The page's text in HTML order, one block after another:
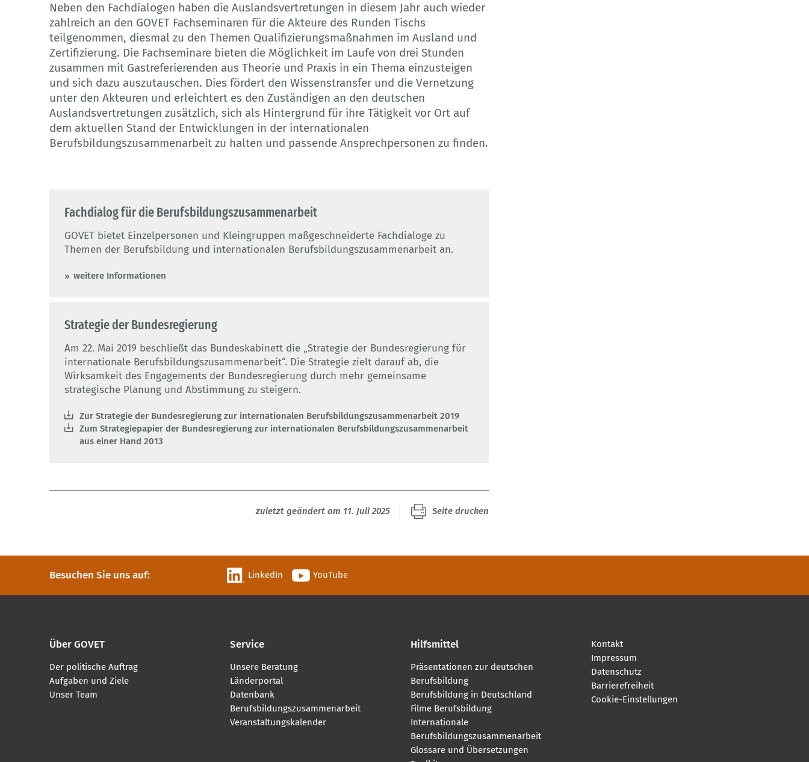
Neben den Fachdialogen haben die Auslandsvertretungen in diesem Jahr auch wieder
zahlreich an den GOVET Fachseminaren für die Akteure des Runden Tischs
teilgenommen, diesmal zu den Themen Qualifizierungsmaßnahmen im Ausland und
Zertifizierung. Die Fachseminare bieten die Möglichkeit im Laufe von drei Stunden
zusammen mit Gastreferierenden aus Theorie und Praxis in ein Thema einzusteigen
und sich dazu auszutauschen. Dies fördert den Wissenstransfer und die Vernetzung
unter den Akteuren und erleichtert es den Zuständigen an den deutschen
Auslandsvertretungen zusätzlich, sich als Hintergrund für ihre Tätigkeit vor Ort auf
dem aktuellen Stand der Entwicklungen in der internationalen
Berufsbildungszusammenarbeit zu halten und passende Ansprechpersonen zu finden.
Fachdialog für die Berufsbildungszusammenarbeit
GOVET bietet Einzelpersonen und Kleingruppen maßgeschneiderte Fachdialoge zu
Themen der Berufsbildung und internationalen Berufsbildungszusammenarbeit an.
weitere Informationen
Strategie der Bundesregierung
Am 22. Mai 2019 beschließt das Bundeskabinett die „Strategie der Bundesregierung für
internationale Berufsbildungszusammenarbeit“. Die Strategie zielt darauf ab, die
Wirksamkeit des Engagements der Bundesregierung durch mehr gemeinsame
strategische Planung und Abstimmung zu steigern.
Zur Strategie der Bundesregierung zur internationalen Berufsbildungszusammenarbeit 2019
Zum Strategiepapier der Bundesregierung zur internationalen Berufsbildungszusammenarbeit
aus einer Hand 2013
zuletzt geändert am 11. Juli 2025 Seite drucken
Besuchen Sie uns auf: LinkedIn YouTube
Über GOVET
Der politische Auftrag
Aufgaben und Ziele
Unser Team
Service
Unsere Beratung
Länderportal
Datenbank
Berufsbildungszusammenarbeit
Veranstaltungskalender
Hilfsmittel
Präsentationen zur deutschen
Berufsbildung
Berufsbildung in Deutschland
Filme Berufsbildung
Internationale
Berufsbildungszusammenarbeit
Glossare und Übersetzungen
Kontakt
Impressum
Datenschutz
Barrierefreiheit
Cookie-Einstellungen